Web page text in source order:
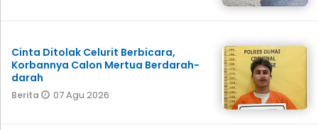
Cinta Ditolak Celurit Berbicara,
Korbannya Calon Mertua Berdarah-
darah
Berita 07 Agu 2026